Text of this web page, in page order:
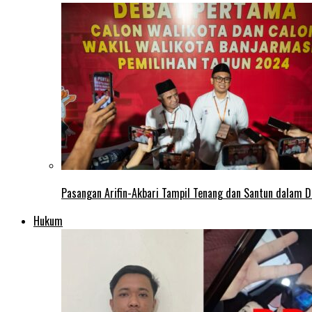
Pasangan Arifin-Akbari Tampil Tenang dan Santun dalam
Hukum